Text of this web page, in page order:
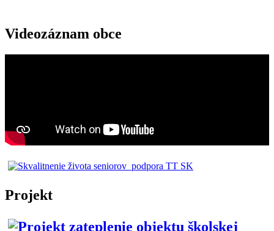
Videozáznam obce
Projekt